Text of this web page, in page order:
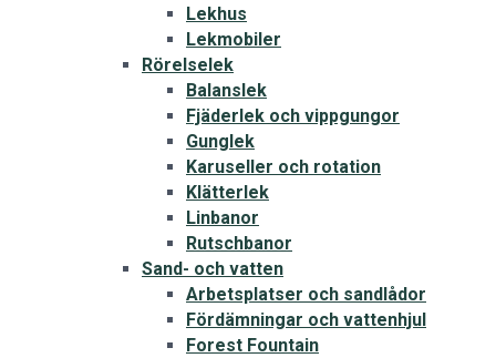
Lekhus
Lekmobiler
Rörelselek
Balanslek
Fjäderlek och vippgungor
Gunglek
Karuseller och rotation
Klätterlek
Linbanor
Rutschbanor
Sand- och vatten
Arbetsplatser och sandlådor
Fördämningar och vattenhjul
Forest Fountain